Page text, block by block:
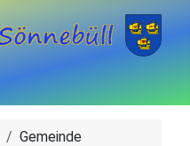
Gemeinde